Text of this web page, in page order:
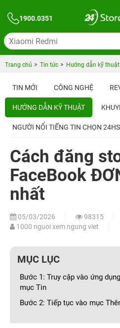
1900.0351
Trang chủ Tin tức Hướng dẫn kỹ thuật
TIN MỚI CÔNG NGHỆ
HƯỚNG DẪN KỸ THUẬT
NGƯỜI NỔI TIẾNG TIN CHỌN
Cách đăng
FaceBook
nhất
05/03/2026
98315
1000 nguoi xem ngung viet
MỤC LỤC
Bước 1: Truy cập vào ứng
mục Tin
Bước 2: Tiếp tục vào mục